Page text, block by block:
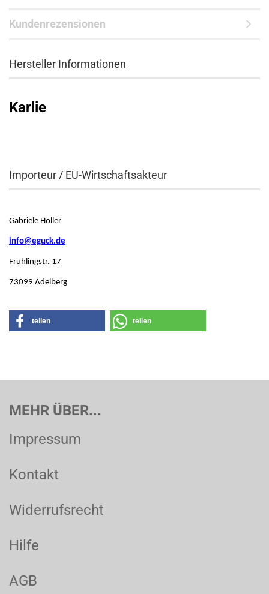
Kundenrezensionen
Hersteller Informationen
Karlie
Importeur / EU-Wirtschaftsakteur
Gabriele Holler
info@eguck.de
Frühlingstr. 17
73099 Adelberg
teilen teilen
MEHR ÜBER...
Impressum
Kontakt
Widerrufsrecht
Hilfe
AGB